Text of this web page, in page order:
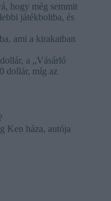
hogy még semmit
játékboltba, és
ami a kirakatban
a „Vásárló
dollár, míg az
Ken háza, autója